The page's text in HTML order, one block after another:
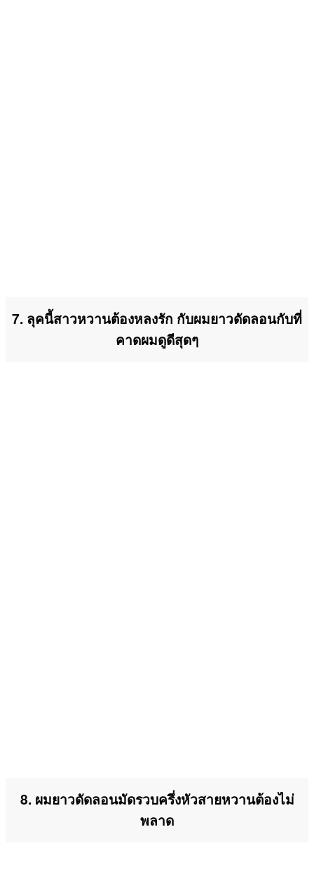
7. ลุคนี้สาวหวานต้องหลงรัก กับผมยาวดัดลอนกับที่
คาดผมดูดีสุดๆ
8. ผมยาวดัดลอนมัดรวบครึ่งหัวสายหวานต้องไม่
พลาด